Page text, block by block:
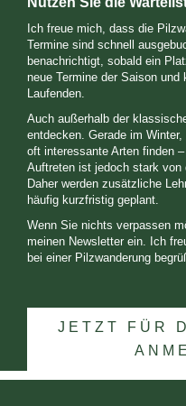
Ich freue mich, dass die
Termine sind schnell
benachrichtigt, sobald ein
neue Termine der Saison und
Laufenden.
Auch außerhalb der
entdecken. Gerade im
oft interessante Arten finden
Auftreten ist jedoch stark von
Daher werden zusätzliche
häufig kurzfristig geplant.
Wenn Sie nichts verpassen
meinen Newsletter ein. Ich
bei einer Pilzwanderung
JETZT FÜR